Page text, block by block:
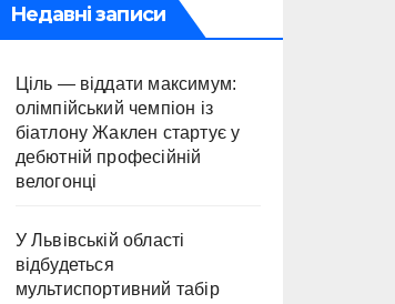
Недавні записи
Ціль — віддати максимум:
олімпійський чемпіон із
біатлону Жаклен стартує у
дебютній професійній
велогонці
У Львівській області
відбудеться
мультиспортивний табір